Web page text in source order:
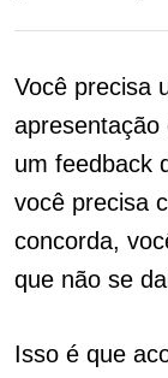
Você precisa
apresentação
um feedback
você precisa
concorda,
que não se
Isso é que